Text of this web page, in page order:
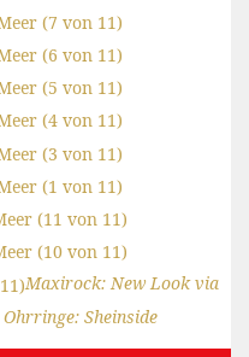
Maxirock: New Look via
Ohrringe: Sheinside